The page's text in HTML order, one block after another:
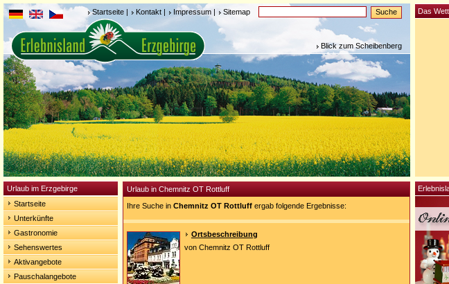
Startseite | Kontakt | Impressum | Sitemap
Blick zum Scheibenberg
Urlaub im Erzgebirge
Startseite
Unterkünfte
Gastronomie
Sehenswertes
Aktivangebote
Pauschalangebote
Urlaub in Chemnitz OT Rottluff
Ihre Suche in Chemnitz OT Rottluff ergab folgende Ergebnisse:
Ortsbeschreibung
von Chemnitz OT Rottluff
Das